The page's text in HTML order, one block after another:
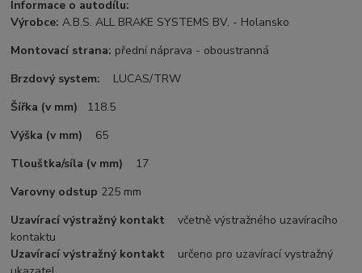
Informace o autodílu:
Výrobce:A.B.S. ALL BRAKE SYSTEMS BV. - Holansko
Montovací strana: přední náprava - oboustranná
Brzdový system:
LUCAS/TRW
Šířka (v mm) 118.5
Výška (v mm)
65
Tlouštka/síla (v mm)
17
Varovny odstup 225 mm
Uzavírací výstražný kontaktvčetně výstražného uzavíracího
kontaktu
Uzavírací výstražný kontakt určeno pro uzavírací vystražný